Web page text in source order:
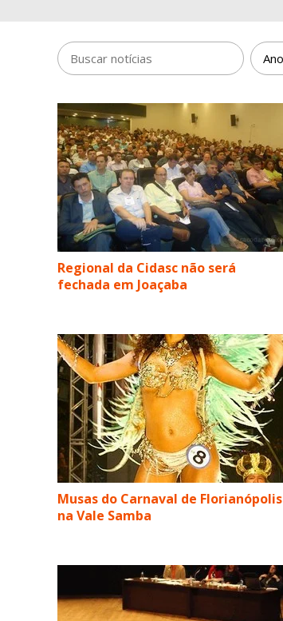
Regional da Cidasc não será
fechada em Joaçaba
Musas do Carnaval de Florianópolis
na Vale Samba